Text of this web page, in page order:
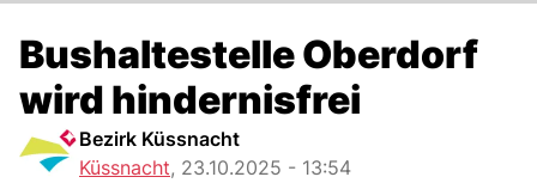
Bushaltestelle Oberdorf
wird hindernisfrei
Bezirk Küssnacht
Küssnacht, 23.10.2025 - 13:54